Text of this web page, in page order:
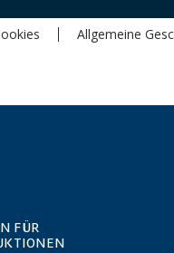
Allgemeine
FÜR